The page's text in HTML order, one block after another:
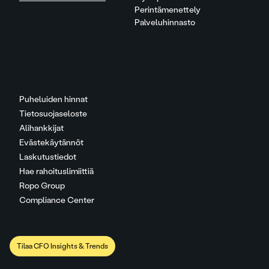
Puheluiden hinnat
Tietosuojaseloste
Alihankkijat
Evästekäytännöt
Laskutustiedot
Hae rahoituslimiittiä
Ropo Group
Compliance Center
Perintämenettely
Palveluhinnasto
Tilaa CFO Insights & Trends